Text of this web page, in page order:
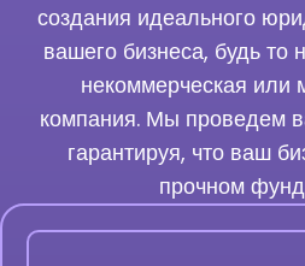
создания идеального
вашего бизнеса, будь то
некоммерческая или
компания. Мы проведем
гарантируя, что ваш
прочном